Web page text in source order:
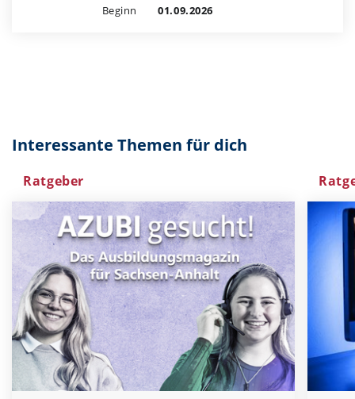
Beginn
01.09.2026
Interessante Themen für dich
Ratgeber